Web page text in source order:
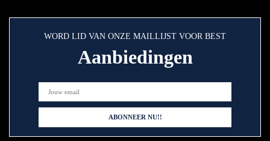
WORD LID VAN ONZE MAILLIJST VOOR BEST
Aanbiedingen